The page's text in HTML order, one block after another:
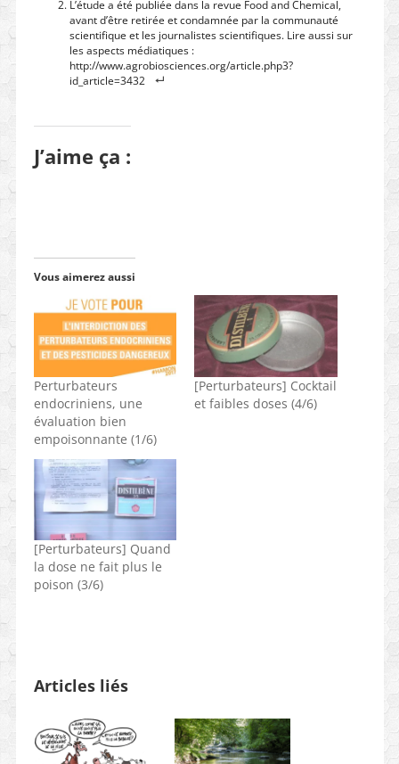
L’étude a été publiée dans la revue Food and Chemical,
avant d’être retirée et condamnée par la communauté
scientifique et les journalistes scientifiques. Lire aussi sur
les aspects médiatiques :
http://www.agrobiosciences.org/article.php3?
id_article=3432
J’aime ça :
Vous aimerez aussi
Perturbateurs
endocriniens, une
évaluation bien
empoisonnante (1/6)
[Perturbateurs] Cocktail
et faibles doses (4/6)
[Perturbateurs] Quand
la dose ne fait plus le
poison (3/6)
Articles liés